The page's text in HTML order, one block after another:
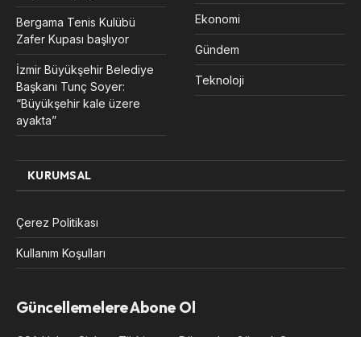
Bergama Tenis Kulübü
Zafer Kupası başlıyor
İzmir Büyükşehir Belediye
Başkanı Tunç Soyer:
“Büyükşehir kale üzere
ayakta”
Ekonomi
Gündem
Teknoloji
KURUMSAL
Çerez Politikası
Kullanım Koşulları
Güncellemelere Abone Ol